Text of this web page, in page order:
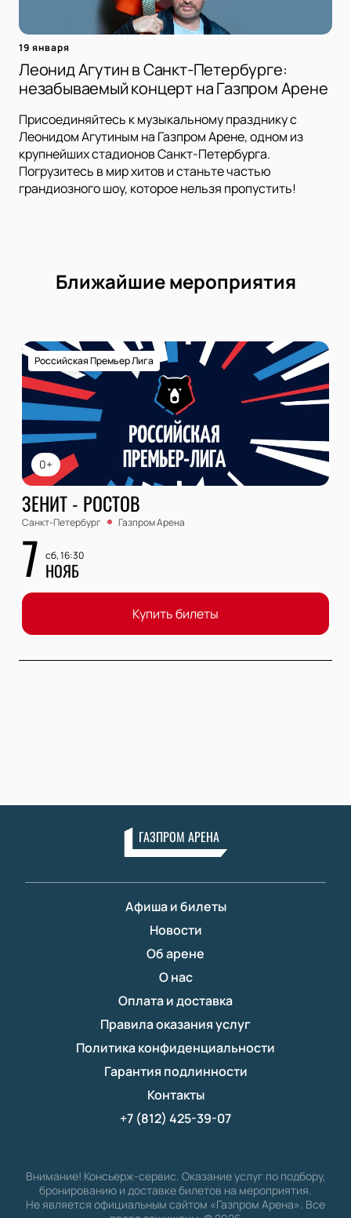
19 января
Леонид Агутин в Санкт-Петербурге:
незабываемый концерт на Газпром Арене
Присоединяйтесь к музыкальному празднику с
Леонидом Агутиным на Газпром Арене, одном из
крупнейших стадионов Санкт-Петербурга.
Погрузитесь в мир хитов и станьте частью
грандиозного шоу, которое нельзя пропустить!
Ближайшие мероприятия
0+
Российская Премьер Лига
ЗЕНИТ - РОСТОВ
Санкт-Петербург Газпром Арена
7 сб, 16:30
НОЯБ
Купить билеты
ГАЗПРОМ АРЕНА
Афиша и билеты
Новости
Об арене
О нас
Оплата и доставка
Правила оказания услуг
Политика конфиденциальности
Гарантия подлинности
Контакты
+7 (812) 425-39-07
Внимание! Консьерж-сервис. Оказание услуг по подбору,
бронированию и доставке билетов на мероприятия.
Не является официальным сайтом «Газпром Арена». Все